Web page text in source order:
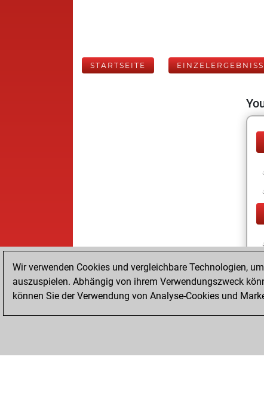
STARTSEITE
Wir verwenden Cookies und vergleichbare Technologien,
auszuspielen. Abhängig von ihrem Verwendungszweck
können Sie der Verwendung von Analyse-Cookies und